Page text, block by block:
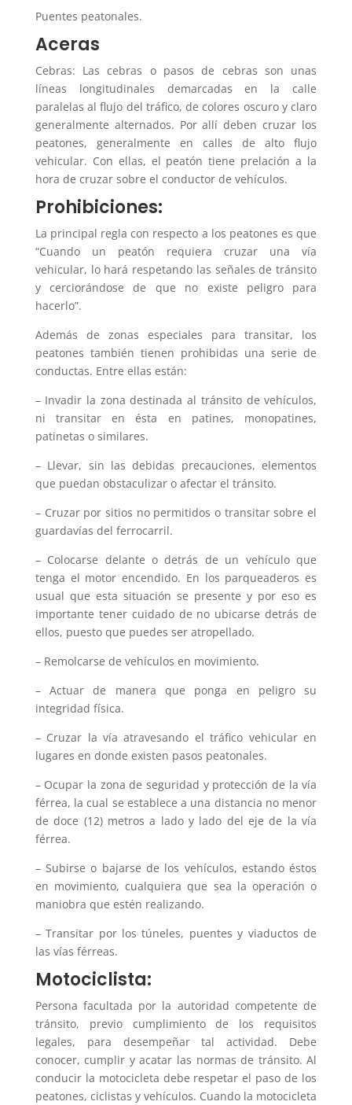
Puentes peatonales.
Aceras
Cebras: Las cebras o pasos de cebras son unas
líneas longitudinales demarcadas en la calle
paralelas al flujo del tráfico, de colores oscuro y claro
generalmente alternados. Por allí deben cruzar los
peatones, generalmente en calles de alto flujo
vehicular. Con ellas, el peatón tiene prelación a la
hora de cruzar sobre el conductor de vehículos.
Prohibiciones:
La principal regla con respecto a los peatones es que
“Cuando un peatón requiera cruzar una vía
vehicular, lo hará respetando las señales de tránsito
y cerciorándose de que no existe peligro para
hacerlo”.
Además de zonas especiales para transitar, los
peatones también tienen prohibidas una serie de
conductas. Entre ellas están:
– Invadir la zona destinada al tránsito de vehículos,
ni transitar en ésta en patines, monopatines,
patinetas o similares.
– Llevar, sin las debidas precauciones, elementos
que puedan obstaculizar o afectar el tránsito.
– Cruzar por sitios no permitidos o transitar sobre el
guardavías del ferrocarril.
– Colocarse delante o detrás de un vehículo que
tenga el motor encendido. En los parqueaderos es
usual que esta situación se presente y por eso es
importante tener cuidado de no ubicarse detrás de
ellos, puesto que puedes ser atropellado.
– Remolcarse de vehículos en movimiento.
– Actuar de manera que ponga en peligro su
integridad física.
– Cruzar la vía atravesando el tráfico vehicular en
lugares en donde existen pasos peatonales.
– Ocupar la zona de seguridad y protección de la vía
férrea, la cual se establece a una distancia no menor
de doce (12) metros a lado y lado del eje de la vía
férrea.
– Subirse o bajarse de los vehículos, estando éstos
en movimiento, cualquiera que sea la operación o
maniobra que estén realizando.
– Transitar por los túneles, puentes y viaductos de
las vías férreas.
Motociclista:
Persona facultada por la autoridad competente de
tránsito, previo cumplimiento de los requisitos
legales, para desempeñar tal actividad. Debe
conocer, cumplir y acatar las normas de tránsito. Al
conducir la motocicleta debe respetar el paso de los
peatones, ciclistas y vehículos. Cuando la motocicleta